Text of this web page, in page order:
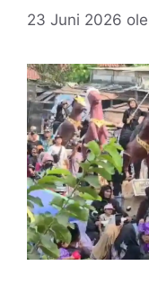
23 Juni 2026